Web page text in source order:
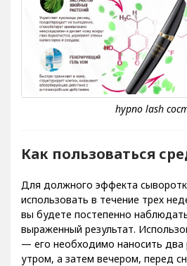
Как пользоваться
Для должного эффекта
использовать в течение трех
вы будете постепенно
выраженный результат.
— его необходимо наносить два
утром, а затем вечером, перед